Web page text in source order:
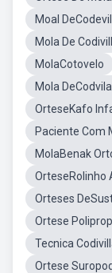
Moal
Mola De
MolaCotovelo
Mola
OrteseKafo
Paciente Com
MolaBenak
OrteseRolinho
Orteses
Ortese
Tecnica
Ortese